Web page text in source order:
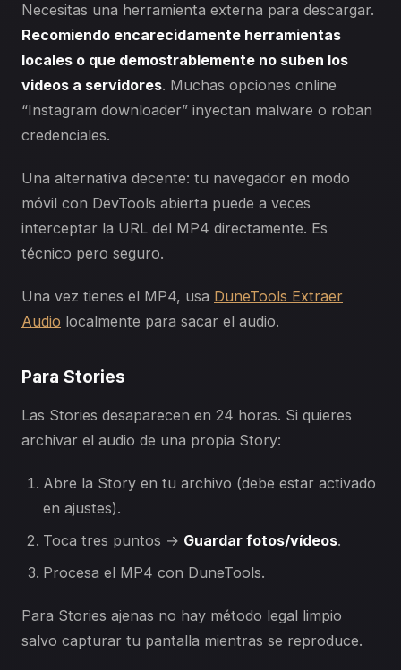
Necesitas una herramienta externa para descargar.
Recomiendo encarecidamente herramientas
locales o que demostrablemente no suben los
videos a servidores. Muchas opciones online
“Instagram downloader” inyectan malware o roban
credenciales.
Una alternativa decente: tu navegador en modo
móvil con DevTools abierta puede a veces
interceptar la URL del MP4 directamente. Es
técnico pero seguro.
Una vez tienes el MP4, usa DuneTools Extraer
Audio localmente para sacar el audio.
Para Stories
Las Stories desaparecen en 24 horas. Si quieres
archivar el audio de una propia Story:
Abre la Story en tu archivo (debe estar activado
en ajustes).
Toca tres puntos → Guardar fotos/vídeos.
Procesa el MP4 con DuneTools.
Para Stories ajenas no hay método legal limpio
salvo capturar tu pantalla mientras se reproduce.